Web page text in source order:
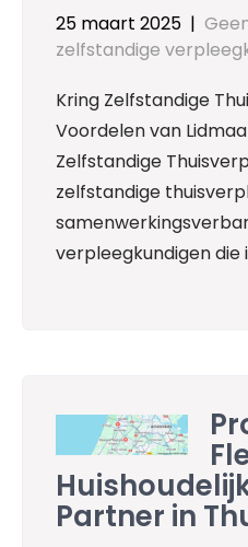
25 maart 2025 |
zelfstandige
Kring Zelfstandige
Voordelen van
Zelfstandige
zelfstandige
verpleegkundigen die
Partner in